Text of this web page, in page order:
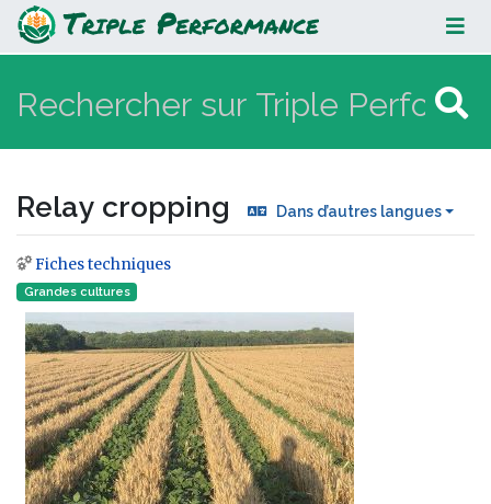
Relay cropping
Relay cropping Dans d’autres langues
Aller à :navigation
Fiches techniques
Grandes cultures